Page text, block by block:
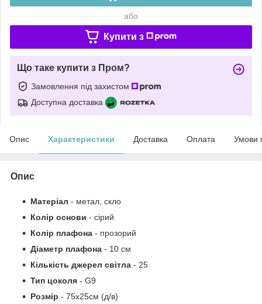
або
Купити з
Що таке купити з Пром?
Замовлення під захистом
Доступна доставка
Опис Характеристики Доставка Оплата Умови
Опис
Матеріал - метал, скло
Колір основи - сірий
Колір плафона - прозорий
Діаметр плафона - 10 см
Кількість джерел світла - 25
Тип цоколя - G9
Розмір - 75х25см (д/в)